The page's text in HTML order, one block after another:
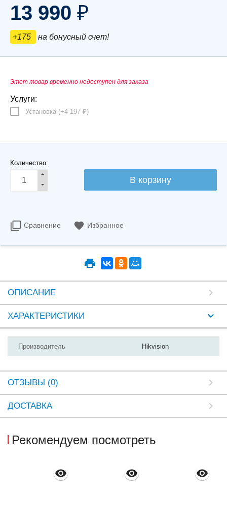
13 990 ₽
+175 на бонусный счет!
Этот товар временно недоступен для заказа
Услуги:
Установка (+4 197 ₽)
Количество:
Сравнение Избранное
ОПИСАНИЕ
ХАРАКТЕРИСТИКИ
Производитель Hikvision
ОТЗЫВЫ (0)
ДОСТАВКА
Рекомендуем посмотреть